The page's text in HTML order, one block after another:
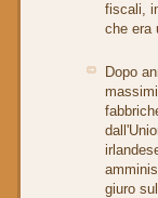
fiscali,
che era
Dopo
giuro